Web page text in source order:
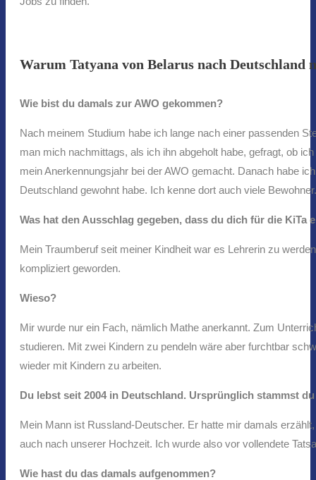
Warum Tatyana von Belarus nach Deutschland
Wie bist du damals zur AWO gekommen?
Nach meinem Studium habe ich lange nach einer passenden
man mich nachmittags, als ich ihn abgeholt habe, gefragt, ob
mein Anerkennungsjahr bei der AWO gemacht. Danach habe
Deutschland gewohnt habe. Ich kenne dort auch viele
Was hat den Ausschlag gegeben, dass du dich für die KiTa
Mein Traumberuf seit meiner Kindheit war es Lehrerin zu
kompliziert geworden.
Wieso?
Mir wurde nur ein Fach, nämlich Mathe anerkannt. Zum
studieren. Mit zwei Kindern zu pendeln wäre aber furchtbar
wieder mit Kindern zu arbeiten.
Du lebst seit 2004 in Deutschland. Ursprünglich stammst
Mein Mann ist Russland-Deutscher. Er hatte mir damals
auch nach unserer Hochzeit. Ich wurde also vor vollendete
Wie hast du das damals aufgenommen?